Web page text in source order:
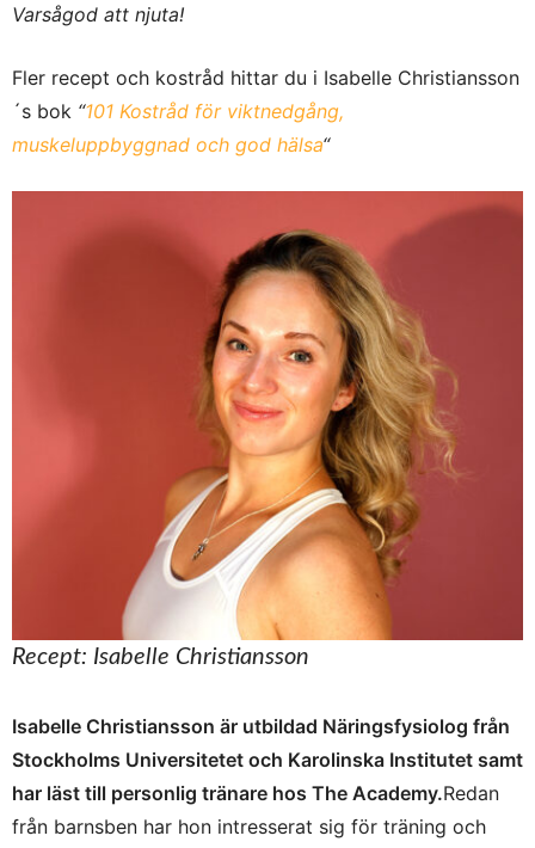
Varsågod att njuta!
Fler recept och kostråd hittar du i Isabelle Christiansson
´s bok “101 Kostråd för viktnedgång,
muskeluppbyggnad och god hälsa“
Recept: Isabelle Christiansson
Isabelle Christiansson är utbildad Näringsfysiolog från
Stockholms Universitetet och Karolinska Institutet samt
har läst till personlig tränare hos The Academy.Redan
från barnsben har hon intresserat sig för träning och